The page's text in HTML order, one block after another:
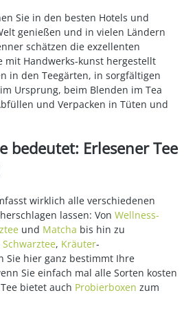
Sie in den besten Hotels und
genießen und in vielen Ländern
schätzen die exzellenten
mit Handwerks-kunst hergestellt
in den Teegärten, in sorgfältigen
Ursprung, beim Blenden im Tea
und Verpacken in Tüten und
bedeutet: Erlesener Tee
wirklich alle verschiedenen
lassen: Von Wellness-
und Matcha bis hin zu
Schwarztee, Kräuter-
Sie hier ganz bestimmt Ihre
Sie einfach mal alle Sorten kosten
bietet auch Probierboxen zum